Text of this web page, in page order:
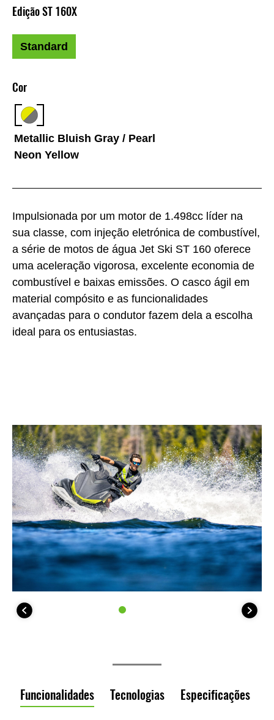
Impulsionada por um motor de 1.498cc líder na
sua classe, com injeção eletrónica de combustível,
a série de motos de água Jet Ski ST 160 oferece
uma aceleração vigorosa, excelente economia de
combustível e baixas emissões. O casco ágil em
material compósito e as funcionalidades
avançadas para o condutor fazem dela a escolha
ideal para os entusiastas.
Cor
Metallic Bluish Gray / Pearl
Neon Yellow
Edição ST 160X
Standard
Funcionalidades Tecnologias Especificações